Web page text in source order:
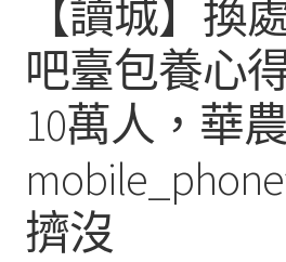
【讀城】換
吧臺包養心
10萬人，華農
擠沒